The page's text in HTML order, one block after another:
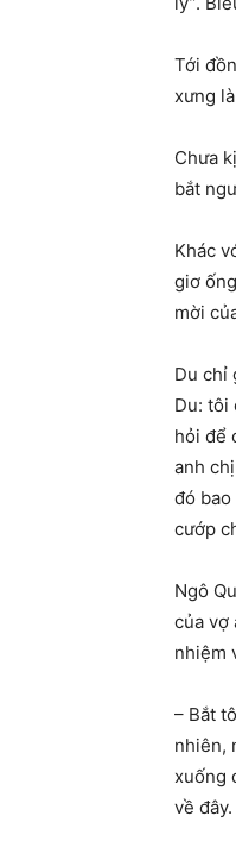
Tới
xưng
Chưa
bắt
Khác
giơ
mời
Du chỉ
Du: tôi
hỏi để
anh
đó bao
cướp
Ngô
của vợ
nhiệm
– Bắt
nhiên,
xuống
về đây.